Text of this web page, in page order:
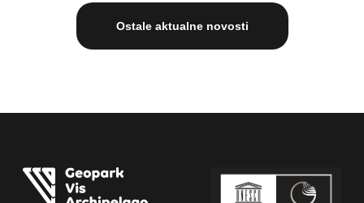
Ostale aktualne novosti